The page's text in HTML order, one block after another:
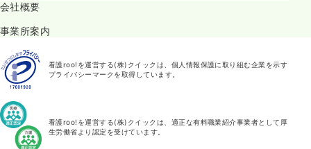
会社概要
事業所案内
看護roo!を運営する(株)クイックは、個人情報保護に取り組む企業を示す
プライバシーマークを取得しています。
看護roo!を運営する(株)クイックは、適正な有料職業紹介事業者として厚
生労働省より認定を受けています。